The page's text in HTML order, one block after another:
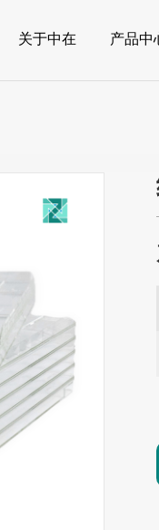
关于中在 产品中